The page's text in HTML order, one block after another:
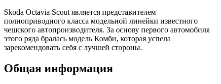
Skoda Octavia Scout является представителем
полноприводного класса модельной линейки известного
чешского автопроизводителя. За основу первого автомобиля
этого ряда бралась модель Комби, которая успела
зарекомендовать себя с лучшей стороны.
Общая информация